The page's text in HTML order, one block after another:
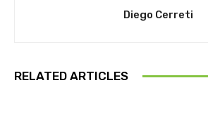
Diego Cerreti
RELATED ARTICLES